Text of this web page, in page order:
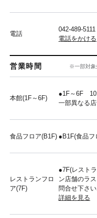
電話
042-489-5111
電話をかける
営業時間 ※一部対象
本館(1F～6F)
●1F～6F
一部異なる店
食品フロア(B1F) ●B1F(食品
レストランフロ
ア(7F)
●7F(レスト
ン店舗のラ
問合せ下さい
詳細を見る